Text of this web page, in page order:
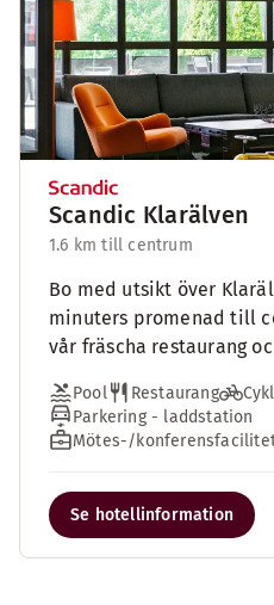
Scandic Klarälven
1.6 km till centrum
Bo med utsikt över
minuters promenad till
vår fräscha restaurang
Pool Restaurang
Parkering - laddstation
Mötes-/
Se hotellinformation